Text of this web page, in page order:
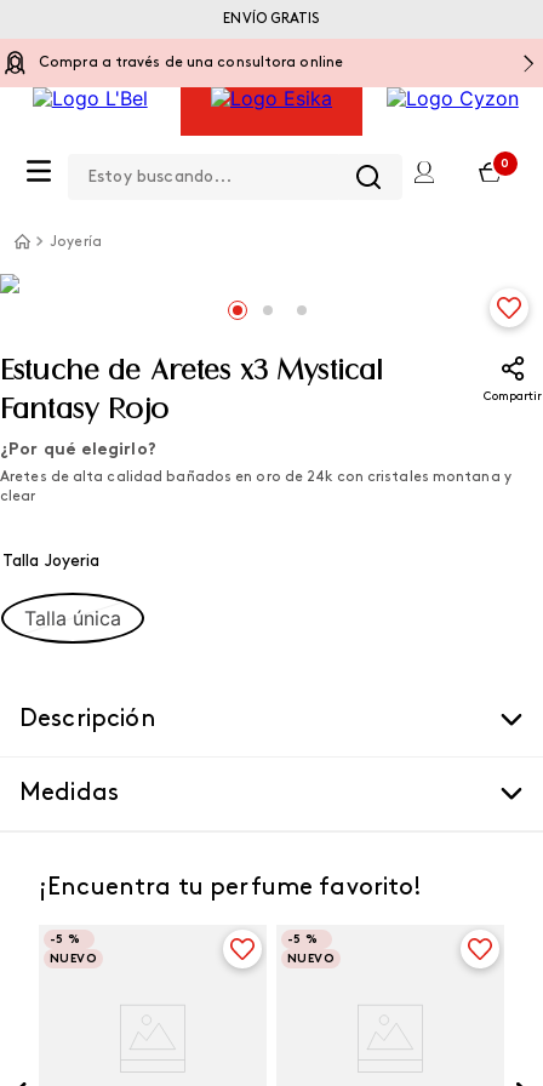
Compra a través de una consultora online
0
ENVÍO GRATIS
Joyería
Estuche de Aretes x3 Mystical
Fantasy Rojo
Compartir
¿Por qué elegirlo?
Aretes de alta calidad bañados en oro de 24k con cristales montana y
clear
Talla Joyeria
Talla única
Descripción
Medidas
¡Encuentra tu perfume favorito!
-5 %
NUEVO
-5 %
NUEVO